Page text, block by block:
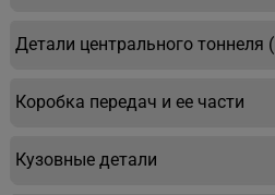
Детали центрального тоннеля
Коробка передач и ее части
Кузовные детали